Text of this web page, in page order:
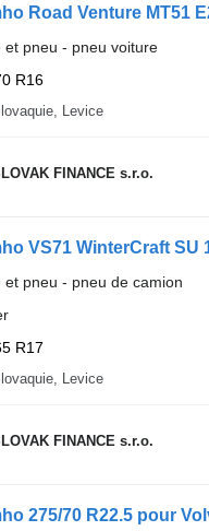
Road Venture MT51
et pneu - pneu voiture
R16
Levice
FINANCE s.r.o.
VS71 WinterCraft SU
et pneu - pneu de camion
R17
Levice
FINANCE s.r.o.
275/70 R22.5 pour